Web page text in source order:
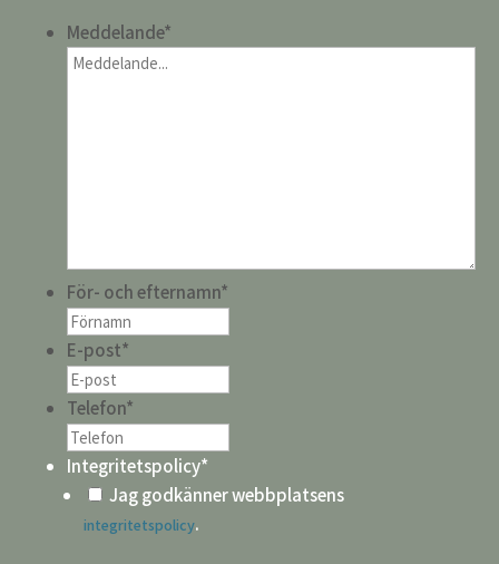
Meddelande*
För- och efternamn*
E-post*
Telefon*
Integritetspolicy*
Jag godkänner webbplatsens
integritetspolicy.